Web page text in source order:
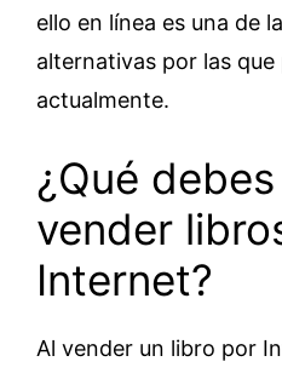
ello en línea es una de
alternativas por las
actualmente.
¿Qué
vender
Internet?
Al vender un libro por